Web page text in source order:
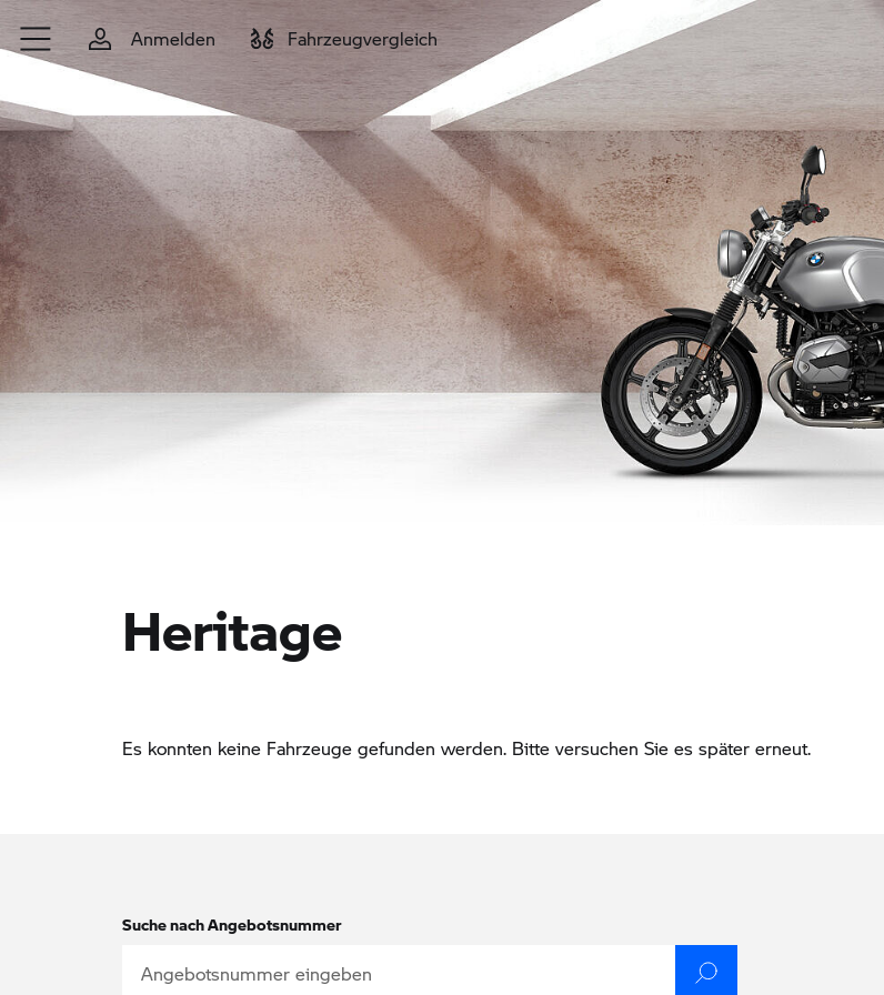
Zum Hauptinhalt springen
Anmelden Fahrzeugvergleich
Heritage
Es konnten keine Fahrzeuge gefunden werden. Bitte versuchen Sie es später erneut.
Suche nach Angebotsnummer